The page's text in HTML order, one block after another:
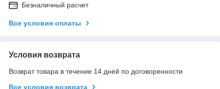
Безналичный расчет
Все условия оплаты
Условия возврата
Возврат товара в течение 14 дней по договоренности
Все условия возврата